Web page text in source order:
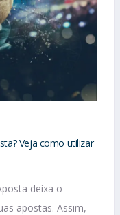
Veja como utilizar
deixa o
apostas. Assim,